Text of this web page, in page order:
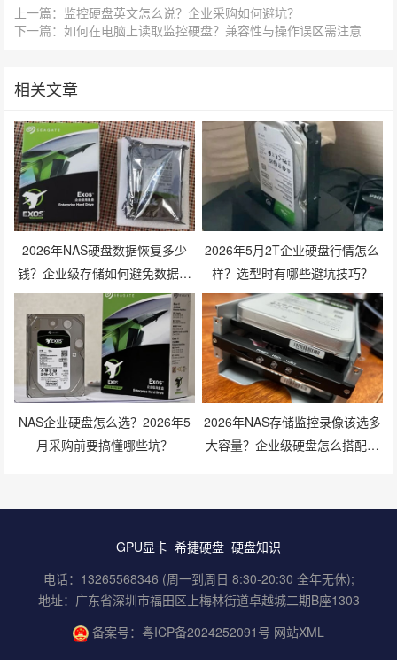
上一篇：监控硬盘英文怎么说？企业采购如何避坑？
下一篇：如何在电脑上读取监控硬盘？兼容性与操作误区需注意
相关文章
2026年NAS硬盘数据恢复多少
钱？企业级存储如何避免数据丢
失风险？
2026年5月2T企业硬盘行情怎么
样？选型时有哪些避坑技巧？
NAS企业硬盘怎么选？2026年5
月采购前要搞懂哪些坑？
2026年NAS存储监控录像该选多
大容量？企业级硬盘怎么搭配才
GPU显卡 希捷硬盘 硬盘知识
电话：13265568346 (周一到周日 8:30-20:30 全年无休);
地址：广东省深圳市福田区上梅林街道卓越城二期B座1303
备案号： 粤ICP备2024252091号 网站XML